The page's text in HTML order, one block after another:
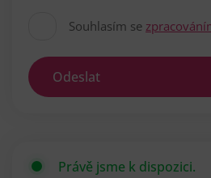
Souhlasím se
Odeslat
Právě jsme k dispozici.